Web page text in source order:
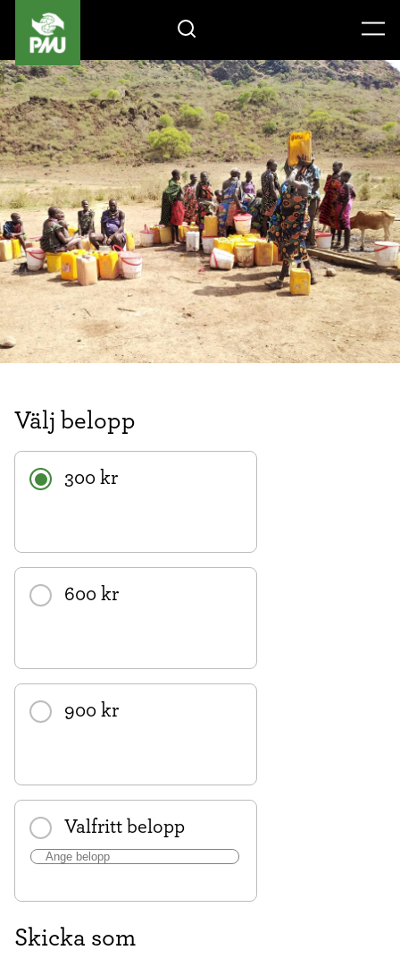
Välj belopp
300 kr
600 kr
900 kr
Valfritt belopp
Skicka som